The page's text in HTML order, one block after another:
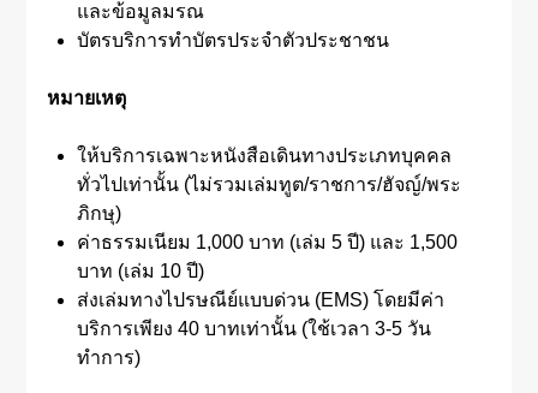
และข้อมูลมรณ
บัตรบริการทำบัตรประจำตัวประชาชน
หมายเหตุ
ให้บริการเฉพาะหนังสือเดินทางประเภทบุคคล
ทั่วไปเท่านั้น (ไม่รวมเล่มทูต/ราชการ/ฮัจญ์/พระ
ภิกษุ)
ค่าธรรมเนียม 1,000 บาท (เล่ม 5 ปี) และ 1,500
บาท (เล่ม 10 ปี)
ส่งเล่มทางไปรษณีย์แบบด่วน (EMS) โดยมีค่า
บริการเพียง 40 บาทเท่านั้น (ใช้เวลา 3-5 วัน
ทำการ)